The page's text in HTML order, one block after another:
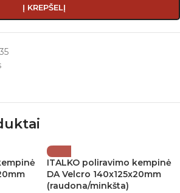
Į KREPŠELĮ
ITALKO poliravimo kempinė
DA Velcro 140x125x20mm
(raudona/minkšta)